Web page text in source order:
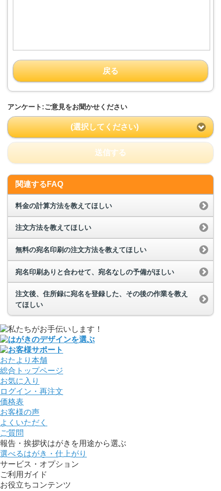
戻る
アンケート:ご意見をお聞かせください
(選択してください)
送信する
関連するFAQ
料金の計算方法を教えてほしい
注文方法を教えてほしい
無料の宛名印刷の注文方法を教えてほしい
宛名印刷ありと合わせて、宛名なしの予備がほしい
注文後、住所録に宛名を登録した、その後の作業を教え
てほしい
おたより本舗
総合トップページ
お気に入り
ログイン・再注文
価格表
お客様の声
よくいただく
ご質問
報告・挨拶状はがきを用途から選ぶ
選べるはがき・仕上がり
サービス・オプション
ご利用ガイド
お役立ちコンテンツ